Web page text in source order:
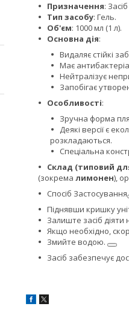
Призначення:
Тип засобу: Гель.
Об'єм: 1000 мл (1 л).
Основна дія:
Видаляє стійкі
Має
Нейтралізує
Запобігає
Особливості:
Зручна форма
Деякі версії є
розкладаються.
Спеціальна
Склад (типовий
(зокрема лимонен),
Спосіб Застосування
Піднявши кришку
Залиште засіб
Якщо необхідно,
Змийте водою.
Засіб забезпечує